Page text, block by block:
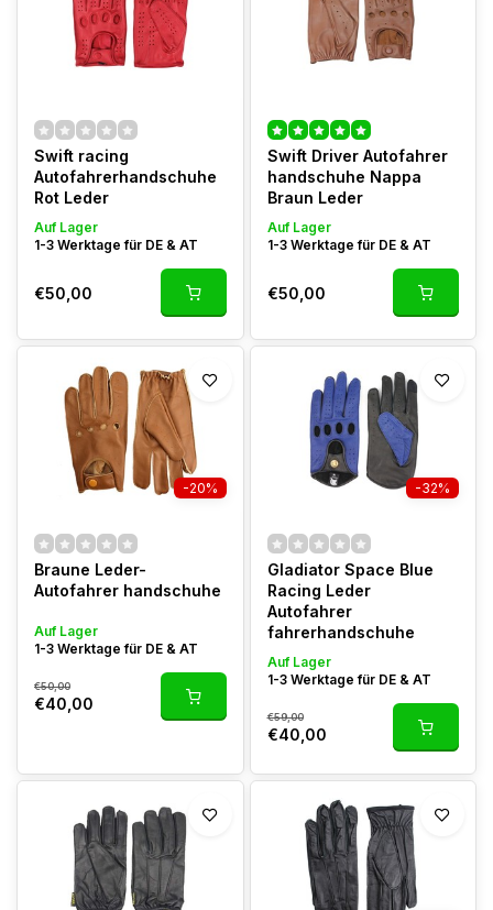
Swift racing
Autofahrerhandschuhe
Rot Leder
Auf Lager
1-3 Werktage für DE & AT
€50,00
Swift Driver Autofahrer
handschuhe Nappa
Braun Leder
Auf Lager
1-3 Werktage für DE & AT
€50,00
-20%
Braune Leder-
Autofahrer handschuhe
Auf Lager
1-3 Werktage für DE & AT
€50,00
€40,00
-32%
Gladiator Space Blue
Racing Leder
Autofahrer
fahrerhandschuhe
Auf Lager
1-3 Werktage für DE & AT
€59,00
€40,00